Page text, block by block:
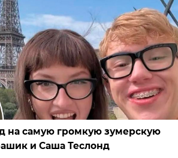
на самую громкую зумерскую
и Саша Теслонд